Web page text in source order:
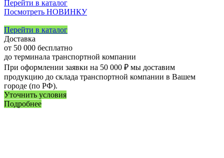
Перейти в каталог
Посмотреть НОВИНКУ
Перейти в каталог
Доставка
от 50 000 бесплатно
до терминала транспортной компании
При оформлении заявки на 50 000 ₽ мы доставим
продукцию до склада транспортной компании в Вашем
городе (по РФ).
Уточнить условия
Подробнее